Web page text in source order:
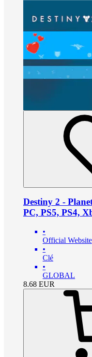
Destiny 2 -
PC, PS5, PS4,
•
Official Website
•
Clé
•
GLOBAL
8.68 EUR